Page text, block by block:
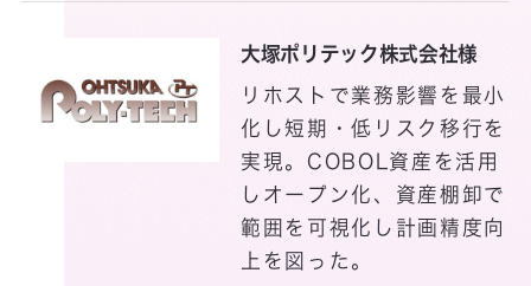
大塚ポリテック株式会社様
リホストで業務影響を最小
化し短期・低リスク移行を
実現。COBOL資産を活用
しオープン化、資産棚卸で
範囲を可視化し計画精度向
上を図った。